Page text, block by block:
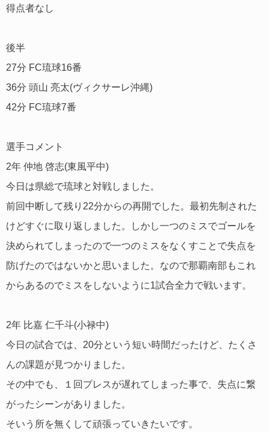
得点者なし
後半
27分 FC琉球16番
36分 頭山 亮太(ヴィクサーレ沖縄)
42分 FC琉球7番
選手コメント
2年 仲地 啓志(東風平中)
今日は県総で琉球と対戦しました。
前回中断して残り22分からの再開でした。最初先制された
けどすぐに取り返しました。しかし一つのミスでゴールを
決められてしまったので一つのミスをなくすことで失点を
防げたのではないかと思いました。なので那覇南部もこれ
からあるのでミスをしないように1試合全力で戦います。
2年 比嘉 仁千斗(小禄中)
今日の試合では、20分という短い時間だったけど、たくさ
んの課題が見つかりました。
その中でも、１回プレスが遅れてしまった事で、失点に繋
がったシーンがありました。
そいう所を無くして頑張っていきたいです。